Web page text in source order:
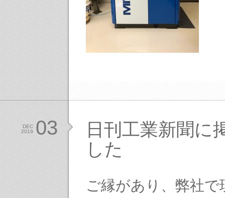
日刊工業新聞に
した
ご縁があり、弊社で
03
DEC
2019